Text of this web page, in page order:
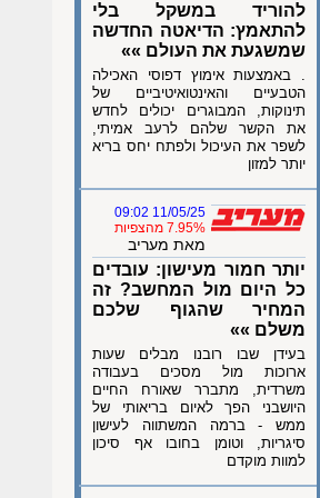
להוריד במשקל בלי
להתאמץ: הדיאטה החדשה
שמשגעת את העולם »»
. באמצעות אימוץ דפוסי האכילה
הטבעיים והאינטואיטיביים של
תינוקות, המבוגרים יכולים לחדש
את הקשר שלהם לרעב אמיתי,
לשפר את העיכול ולפתח יחס בריא
יותר למזון
11/05/25 09:02
7.95% מהצפיות
מאת מעריב
יותר חמור מעישון: עובדים
כל היום מול המחשב? זה
המחיר שהגוף שלכם
משלם »»
בעידן שבו רובנו מבלים שעות
ארוכות מול מסכים בעבודה
משרדית, מתברר שאורח החיים
היושבני הפך לאיום בריאותי של
ממש - ברמה המשתווה לעישון
סיגריות, וטומן בחובו אף סיכון
למוות מוקדם